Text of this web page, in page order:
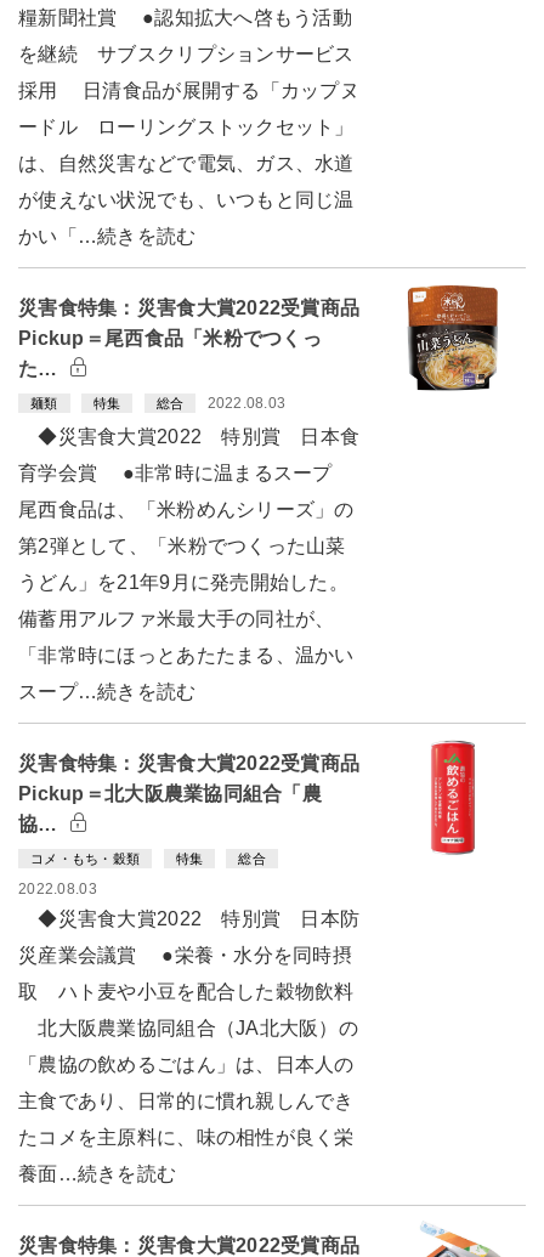
糧新聞社賞 ●認知拡大へ啓もう活動
を継続 サブスクリプションサービス
採用 日清食品が展開する「カップヌ
ードル ローリングストックセット」
は、自然災害などで電気、ガス、水道
が使えない状況でも、いつもと同じ温
かい「…続きを読む
災害食特集：災害食大賞2022受賞商品
Pickup＝尾西食品「米粉でつくっ
た…
麺類 特集 総合 2022.08.03
◆災害食大賞2022 特別賞 日本食
育学会賞 ●非常時に温まるスープ
尾西食品は、「米粉めんシリーズ」の
第2弾として、「米粉でつくった山菜
うどん」を21年9月に発売開始した。
備蓄用アルファ米最大手の同社が、
「非常時にほっとあたたまる、温かい
スープ…続きを読む
災害食特集：災害食大賞2022受賞商品
Pickup＝北大阪農業協同組合「農
協…
コメ・もち・穀類 特集 総合
2022.08.03
◆災害食大賞2022 特別賞 日本防
災産業会議賞 ●栄養・水分を同時摂
取 ハト麦や小豆を配合した穀物飲料
北大阪農業協同組合（JA北大阪）の
「農協の飲めるごはん」は、日本人の
主食であり、日常的に慣れ親しんでき
たコメを主原料に、味の相性が良く栄
養面…続きを読む
災害食特集：災害食大賞2022受賞商品